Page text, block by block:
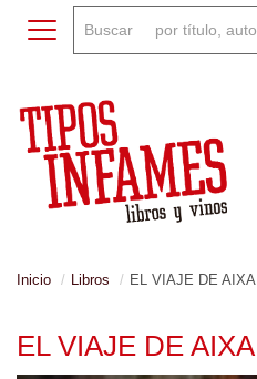
Toggle navigation
Inicio Libros EL VIAJE DE AIXA
EL VIAJE DE AIXA